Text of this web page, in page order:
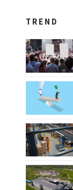
TREND